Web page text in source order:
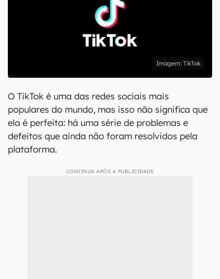
TikTok
O TikTok é uma das redes sociais mais
populares do mundo, mas isso não significa que
ela é perfeita: há uma série de problemas e
defeitos que ainda não foram resolvidos pela
plataforma.
CONTINUA APÓS A PUBLICIDADE